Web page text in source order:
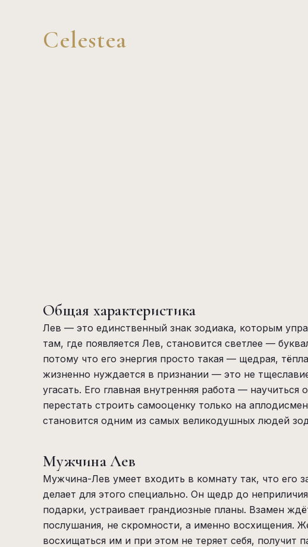
Celestea
Общая характеристика
Лев — это единственный знак зодиака, которым
там, где появляется Лев, становится светлее —
потому что его энергия просто такая — щедрая,
жизненно нуждается в признании — это не
угасать. Его главная внутренняя работа —
перестать строить самооценку только на
становится одним из самых великодушных людей
Мужчина Лев
Мужчина-Лев умеет входить в комнату так, что его
делает для этого специально. Он щедр до
подарки, устраивает грандиозные планы. Взамен
послушания, не скромности, а именно восхищения.
восхищаться им и при этом не теряет себя,